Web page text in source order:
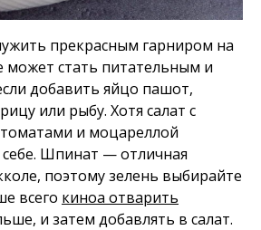
прекрасным гарниром на
может стать питательным и
добавить яйцо пашот,
или рыбу. Хотя салат с
и моцареллой
себе. Шпинат — отличная
поэтому зелень выбирайте
всего киноа отварить
и затем добавлять в салат.